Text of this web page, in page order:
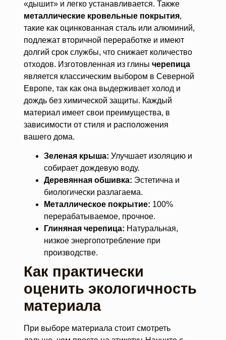
«дышит» и легко устанавливается. Также
металлические кровельные покрытия,
такие как оцинкованная сталь или алюминий,
подлежат вторичной переработке и имеют
долгий срок службы, что снижает количество
отходов. Изготовленная из глины черепица
является классическим выбором в Северной
Европе, так как она выдерживает холод и
дождь без химической защиты. Каждый
материал имеет свои преимущества, в
зависимости от стиля и расположения
вашего дома.
Зеленая крыша: Улучшает изоляцию и
собирает дождевую воду.
Деревянная обшивка: Эстетична и
биологически разлагаема.
Металлическое покрытие: 100%
перерабатываемое, прочное.
Глиняная черепица: Натуральная,
низкое энергопотребление при
производстве.
Как практически
оценить экологичность
материала
При выборе материала стоит смотреть